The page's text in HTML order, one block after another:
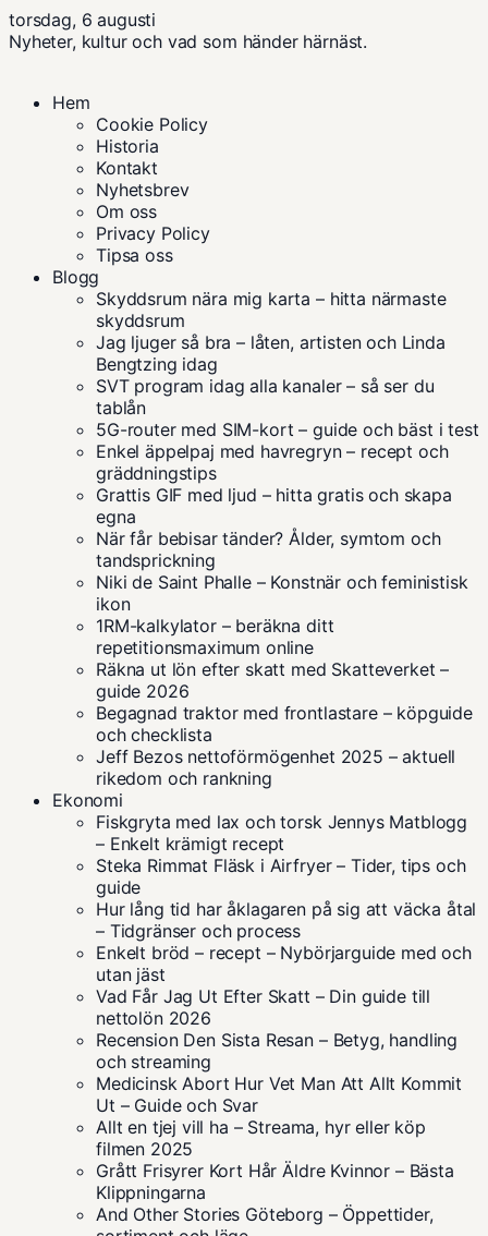
torsdag, 6 augusti
Nyheter, kultur och vad som händer härnäst.
Hem
Cookie Policy
Historia
Kontakt
Nyhetsbrev
Om oss
Privacy Policy
Tipsa oss
Blogg
Skyddsrum nära mig karta – hitta närmaste
skyddsrum
Jag ljuger så bra – låten, artisten och Linda
Bengtzing idag
SVT program idag alla kanaler – så ser du
tablån
5G-router med SIM-kort – guide och bäst i test
Enkel äppelpaj med havregryn – recept och
gräddningstips
Grattis GIF med ljud – hitta gratis och skapa
egna
När får bebisar tänder? Ålder, symtom och
tandsprickning
Niki de Saint Phalle – Konstnär och feministisk
ikon
1RM-kalkylator – beräkna ditt
repetitionsmaximum online
Räkna ut lön efter skatt med Skatteverket –
guide 2026
Begagnad traktor med frontlastare – köpguide
och checklista
Jeff Bezos nettoförmögenhet 2025 – aktuell
rikedom och rankning
Ekonomi
Fiskgryta med lax och torsk Jennys Matblogg
– Enkelt krämigt recept
Steka Rimmat Fläsk i Airfryer – Tider, tips och
guide
Hur lång tid har åklagaren på sig att väcka åtal
– Tidgränser och process
Enkelt bröd – recept – Nybörjarguide med och
utan jäst
Vad Får Jag Ut Efter Skatt – Din guide till
nettolön 2026
Recension Den Sista Resan – Betyg, handling
och streaming
Medicinsk Abort Hur Vet Man Att Allt Kommit
Ut – Guide och Svar
Allt en tjej vill ha – Streama, hyr eller köp
filmen 2025
Grått Frisyrer Kort Hår Äldre Kvinnor – Bästa
Klippningarna
And Other Stories Göteborg – Öppettider,